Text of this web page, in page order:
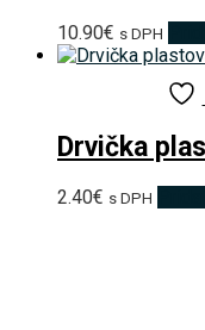
10.90€ s DPH
Drvička
2.40€ s DPH